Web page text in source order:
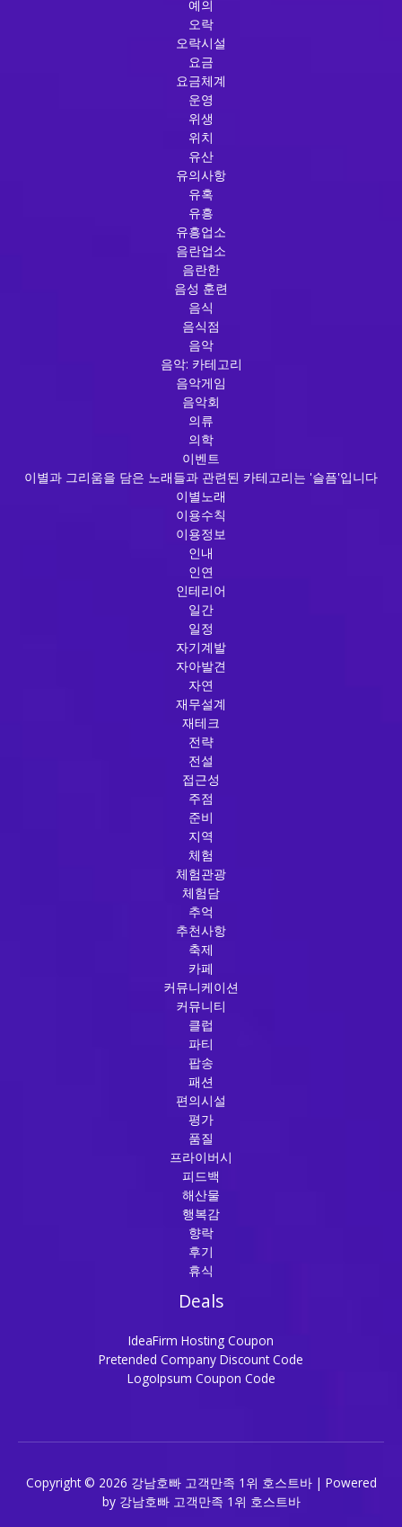
예의
오락
오락시설
요금
요금체계
운영
위생
위치
유산
유의사항
유혹
유흥
유흥업소
음란업소
음란한
음성 훈련
음식
음식점
음악
음악: 카테고리
음악게임
음악회
의류
의학
이벤트
이별과 그리움을 담은 노래들과 관련된 카테고리는 '슬픔'입니다
이별노래
이용수칙
이용정보
인내
인연
인테리어
일간
일정
자기계발
자아발견
자연
재무설계
재테크
전략
전설
접근성
주점
준비
지역
체험
체험관광
체험담
추억
추천사항
축제
카페
커뮤니케이션
커뮤니티
클럽
파티
팝송
패션
편의시설
평가
품질
프라이버시
피드백
해산물
행복감
향락
후기
휴식
Deals
IdeaFirm Hosting Coupon
Pretended Company Discount Code
LogoIpsum Coupon Code
Copyright © 2026 강남호빠 고객만족 1위 호스트바 | Powered
by 강남호빠 고객만족 1위 호스트바